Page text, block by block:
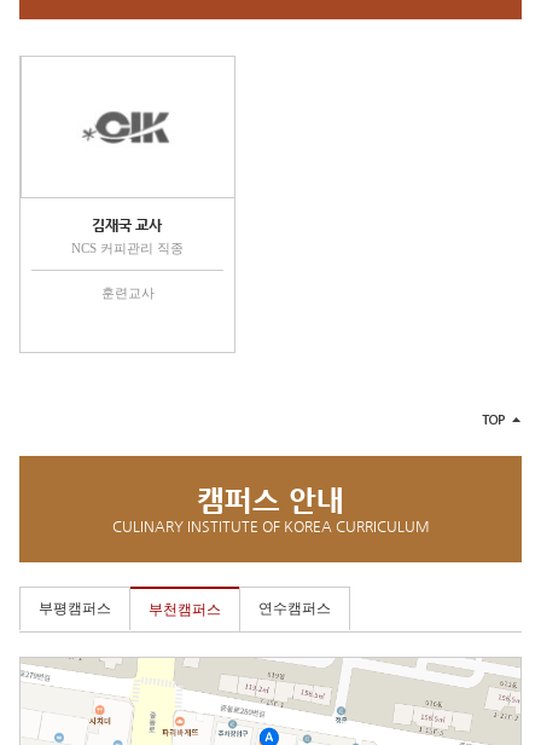
김재국 교사
NCS 커피관리 직종
훈련교사
캠퍼스 안내
CULINARY INSTITUTE OF KOREA CURRICULUM
부평캠퍼스 부천캠퍼스 연수캠퍼스